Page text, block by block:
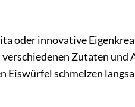
oder innovative
Zutaten
schmelzen